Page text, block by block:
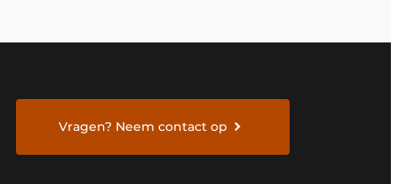
Vragen? Neem contact op